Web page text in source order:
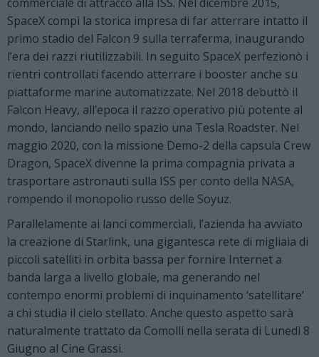
SpaceX compì la storica impresa di far atterrare intatto il
primo stadio del Falcon 9 sulla terraferma, inaugurando
l’era dei razzi riutilizzabili. In seguito SpaceX perfezionò i
rientri controllati facendo atterrare i booster anche su
piattaforme marine automatizzate. Nel 2018 debuttò il
Falcon Heavy, all’epoca il razzo operativo più potente al
mondo, lanciando nello spazio una Tesla Roadster. Nel
maggio 2020, con la missione Demo-2 della capsula Crew
Dragon, SpaceX divenne la prima compagnia privata a
trasportare astronauti sulla ISS per conto della NASA,
rompendo il monopolio russo delle Soyuz.
Parallelamente ai lanci commerciali, l’azienda ha avviato
la creazione di Starlink, una gigantesca rete di migliaia di
piccoli satelliti in orbita bassa per fornire Internet a
banda larga a livello globale, ma generando nel
contempo enormi problemi di inquinamento ‘satellitare’
a chi studia il cielo stellato. Anche questo aspetto sarà
naturalmente trattato da Comolli nella serata di Lunedì 8
Giugno al Cine Grassi.